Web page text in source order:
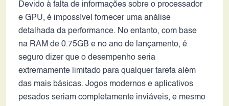
Devido à falta de informações sobre o processador
e GPU, é impossível fornecer uma análise
detalhada da performance. No entanto, com base
na RAM de 0.75GB e no ano de lançamento, é
seguro dizer que o desempenho seria
extremamente limitado para qualquer tarefa além
das mais básicas. Jogos modernos e aplicativos
pesados ​​seriam completamente inviáveis, e mesmo